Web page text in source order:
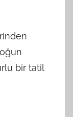
bir tatil